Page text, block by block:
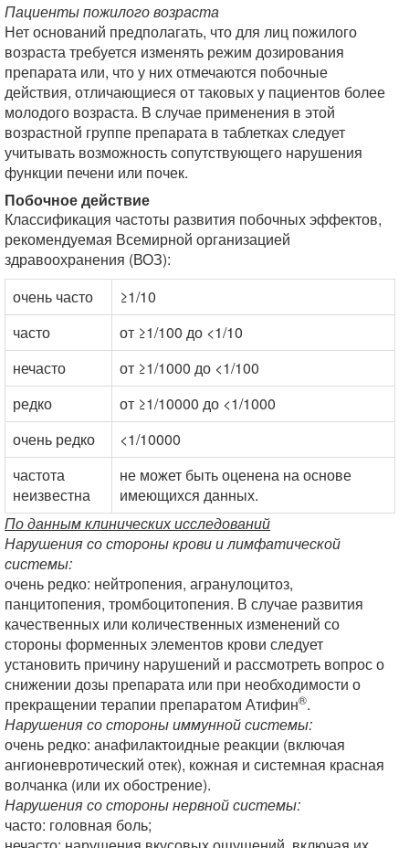
Пациенты пожилого возраста
Нет оснований предполагать, что для лиц пожилого
возраста требуется изменять режим дозирования
препарата или, что у них отмечаются побочные
действия, отличающиеся от таковых у пациентов более
молодого возраста. В случае применения в этой
возрастной группе препарата в таблетках следует
учитывать возможность сопутствующего нарушения
функции печени или почек.
Побочное действие
Классификация частоты развития побочных эффектов,
рекомендуемая Всемирной организацией
здравоохранения (ВОЗ):
очень часто
≥1/10
часто
от ≥1/100 до <1/10
нечасто
от ≥1/1000 до <1/100
редко
от ≥1/10000 до <1/1000
очень редко
<1/10000
частота
неизвестна
не может быть оценена на основе
имеющихся данных.
По данным клинических исследований
Нарушения со стороны крови и лимфатической
системы:
очень редко: нейтропения, агранулоцитоз,
панцитопения, тромбоцитопения. В случае развития
качественных или количественных изменений со
стороны форменных элементов крови следует
установить причину нарушений и рассмотреть вопрос о
снижении дозы препарата или при необходимости о
прекращении терапии препаратом Атифин®.
Нарушения со стороны иммунной системы:
очень редко: анафилактоидные реакции (включая
ангионевротический отек), кожная и системная красная
волчанка (или их обострение).
Нарушения со стороны нервной системы:
часто: головная боль;